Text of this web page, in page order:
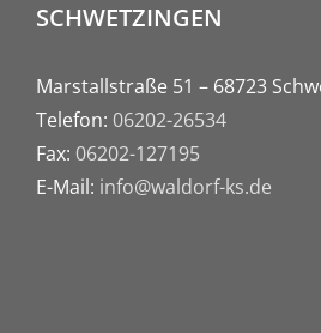
SCHWETZINGEN
Marstallstraße 51 – 68723
Telefon: 06202-26534
Fax: 06202-127195
E-Mail: info@waldorf-ks.de